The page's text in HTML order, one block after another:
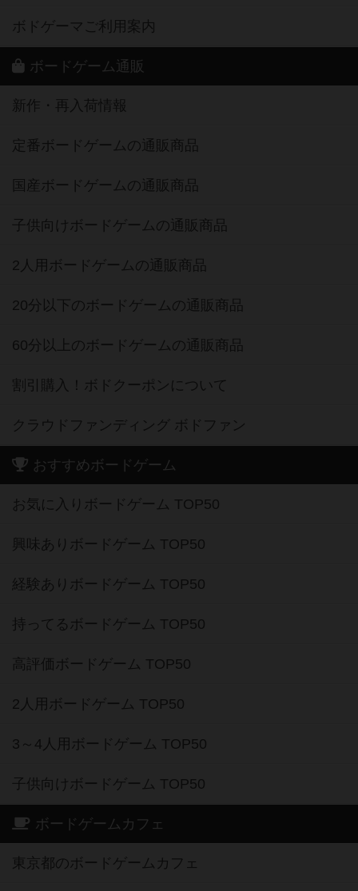
ボドゲーマご利用案内
ボードゲーム通販
新作・再入荷情報
定番ボードゲームの通販商品
国産ボードゲームの通販商品
子供向けボードゲームの通販商品
2人用ボードゲームの通販商品
20分以下のボードゲームの通販商品
60分以上のボードゲームの通販商品
割引購入！ボドクーポンについて
クラウドファンディング ボドファン
おすすめボードゲーム
お気に入りボードゲーム TOP50
興味ありボードゲーム TOP50
経験ありボードゲーム TOP50
持ってるボードゲーム TOP50
高評価ボードゲーム TOP50
2人用ボードゲーム TOP50
3～4人用ボードゲーム TOP50
子供向けボードゲーム TOP50
ボードゲームカフェ
東京都のボードゲームカフェ